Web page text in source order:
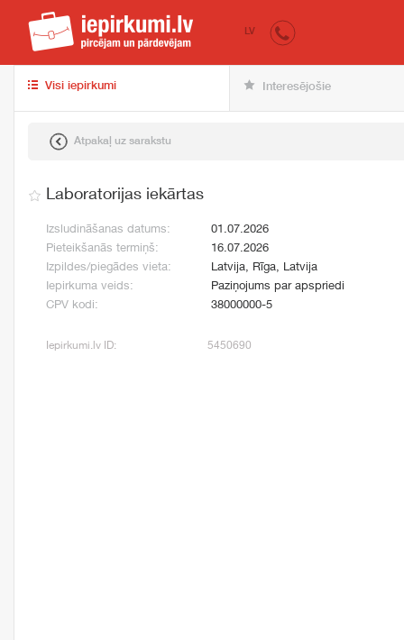
iepirkumi.lv
LV
Visi iepirkumi Interesējošie
Atpakaļ uz sarakstu
Laboratorijas iekārtas
Izsludināšanas datums:
01.07.2026
Pieteikšanās termiņš:
16.07.2026
Izpildes/piegādes vieta:
Latvija, Rīga, Latvija
Iepirkuma veids:
Paziņojums par apspriedi
CPV kodi:
38000000-5
Iepirkumi.lv ID: 5450690